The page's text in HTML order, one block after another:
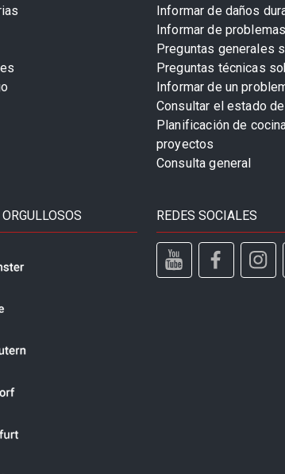
Informar de daños
Informar de
Preguntas generales
Preguntas técnicas
Informar de un
Consultar el estado
Planificación de
proyectos
Consulta general
REDES SOCIALES